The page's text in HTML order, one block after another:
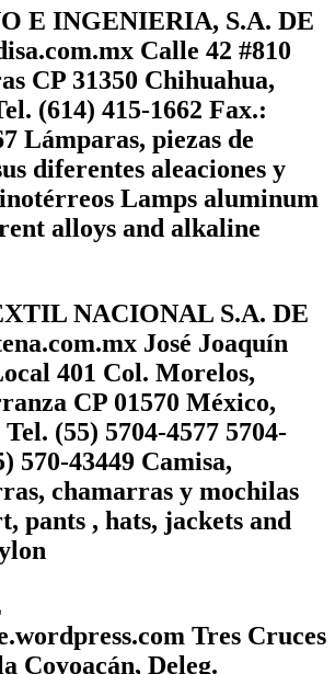
E INGENIERIA, S.A. DE
Calle 42 #810
CP 31350 Chihuahua,
(614) 415-1662 Fax.:
Lámparas, piezas de
diferentes aleaciones y
Lamps aluminum
alloys and alkaline
NACIONAL S.A. DE
José Joaquín
401 Col. Morelos,
CP 01570 México,
(55) 5704-4577 5704-
570-43449 Camisa,
chamarras y mochilas
pants , hats, jackets and
Tres Cruces
Coyoacán, Deleg.